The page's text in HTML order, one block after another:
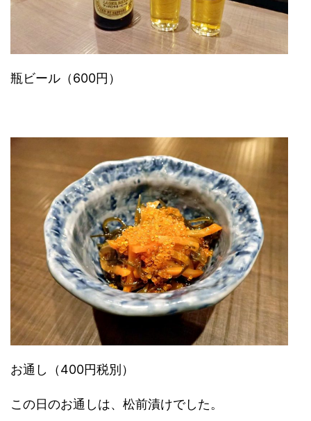
瓶ビール（600円）
お通し（400円税別）
この日のお通しは、松前漬けでした。